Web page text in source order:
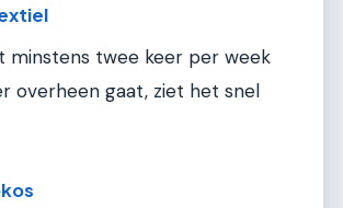
minstens twee keer per week
overheen gaat, ziet het snel